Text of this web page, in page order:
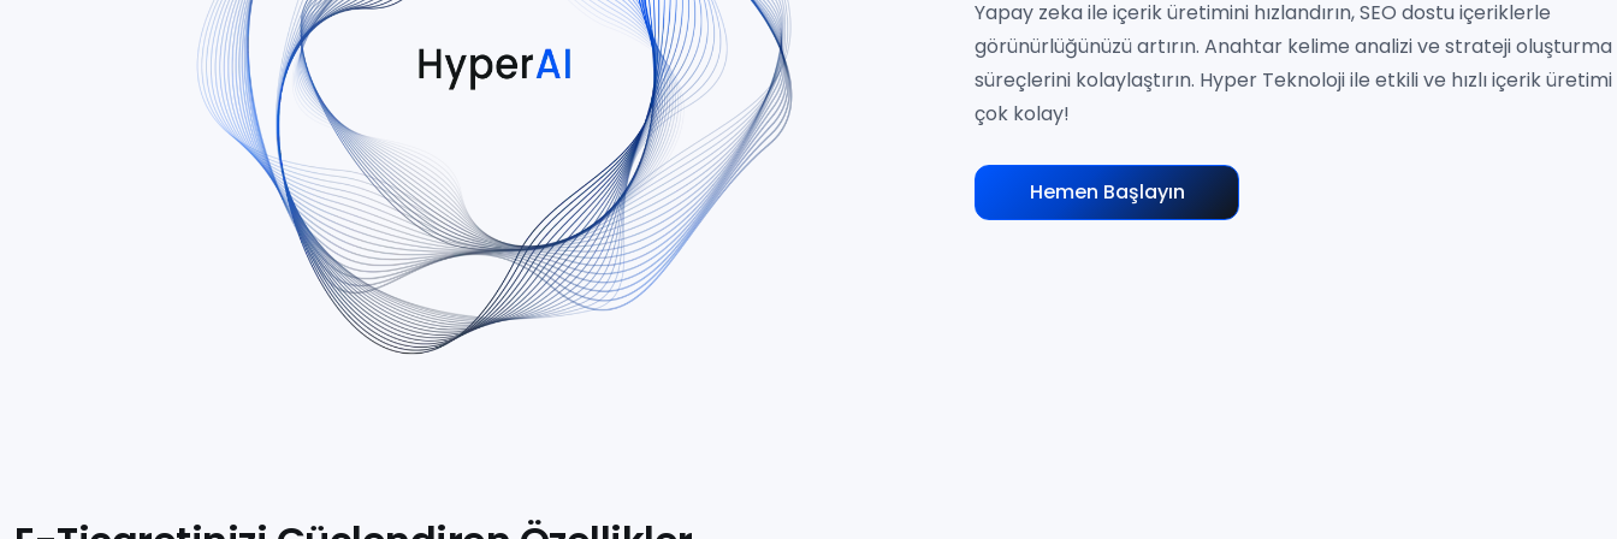
Yapay zeka ile içerik üretimini hızlandırın, SEO dostu içeriklerle
görünürlüğünüzü artırın. Anahtar kelime analizi ve strateji oluşturma
süreçlerini kolaylaştırın. Hyper Teknoloji ile etkili ve hızlı içerik
çok kolay!
Hemen Başlayın